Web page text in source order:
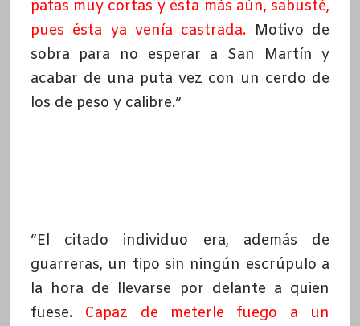
patas muy cortas y ésta más aún, sabusté,
pues ésta ya venía castrada. Motivo de
sobra para no esperar a San Martín y
acabar de una puta vez con un cerdo de
los de peso y calibre.”
“El citado individuo era, además de
guarreras, un tipo sin ningún escrúpulo a
la hora de llevarse por delante a quien
fuese. Capaz de meterle fuego a un